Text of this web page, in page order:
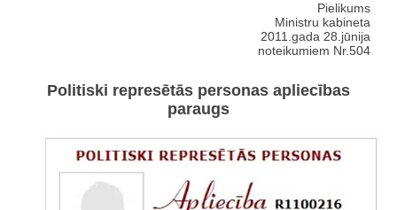
Pielikums
Ministru kabineta
2011.gada 28.jūnija
noteikumiem Nr.504
Politiski represētās personas apliecības
paraugs